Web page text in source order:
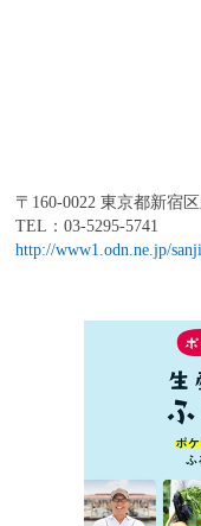
〒160-0022 東京都新宿
TEL：03-5295-5741
http://www1.odn.ne.jp/